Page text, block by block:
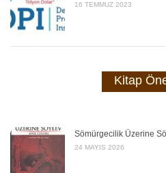
16 TEMMUZ 2023
Kitap
Sömürgecilik Üzerine
24 MAYIS 2026